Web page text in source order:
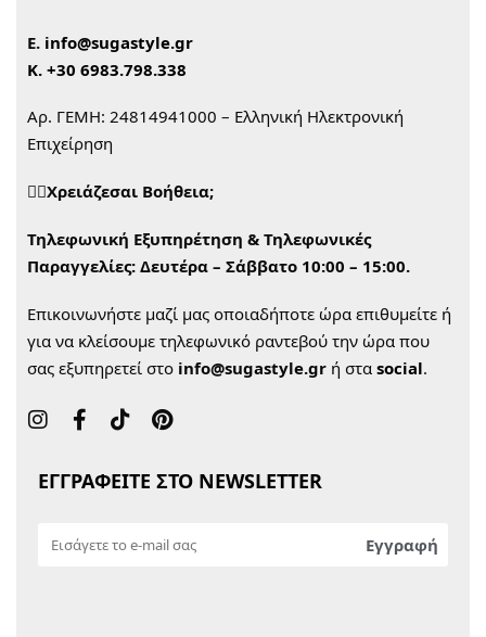
Ε. info@sugastyle.gr
Κ. +30 6983.798.338
Αρ. ΓΕΜΗ: 24814941000 – Ελληνική Ηλεκτρονική
Επιχείρηση
🙋‍♀️Χρειάζεσαι Βοήθεια;
Τηλεφωνική Εξυπηρέτηση & Τηλεφωνικές
Παραγγελίες: Δευτέρα – Σάββατο 10:00 – 15:00.
Επικοινωνήστε μαζί μας οποιαδήποτε ώρα επιθυμείτε ή
για να κλείσουμε τηλεφωνικό ραντεβού την ώρα που
σας εξυπηρετεί στο info@sugastyle.gr ή στα social.
ΕΓΓΡΑΦΕΙΤΕ ΣΤΟ NEWSLETTER